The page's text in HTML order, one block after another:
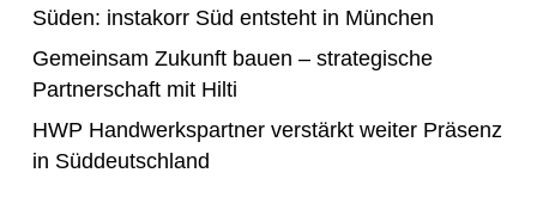
Süden: instakorr Süd entsteht in München
Gemeinsam Zukunft bauen – strategische
Partnerschaft mit Hilti
HWP Handwerkspartner verstärkt weiter Präsenz
in Süddeutschland